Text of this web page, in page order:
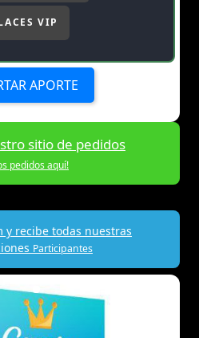
VIP
APORTE
sitio de pedidos
pedidos aquí!
y recibe todas nuestras
Participantes